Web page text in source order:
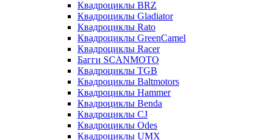
Квадроциклы BRZ
Квадроциклы Gladiator
Квадроциклы Rato
Квадроциклы GreenCamel
Квадроциклы Racer
Багги SCANMOTO
Квадроциклы TGB
Квадроциклы Baltmotors
Квадроциклы Hammer
Квадроциклы Benda
Квадроциклы CJ
Квадроциклы Odes
Квадроциклы UMX